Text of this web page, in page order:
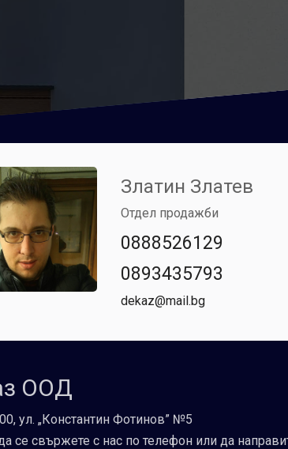
Златин Златев
Отдел продажби
0888526129
0893435793
dekaz@mail.bg
ООД
ул. „Константин Фотинов” №5
се свържете с нас по телефон или да